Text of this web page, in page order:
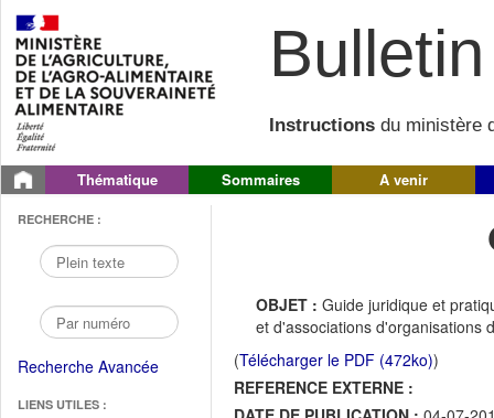
Instructions du ministère
Thématique Sommaires A venir
RECHERCHE :
Recherche Avancée
LIENS UTILES :
OBJET : Guide juridique et
et d'associations d'organisations
(Télécharger le PDF (472ko))
REFERENCE EXTERNE :